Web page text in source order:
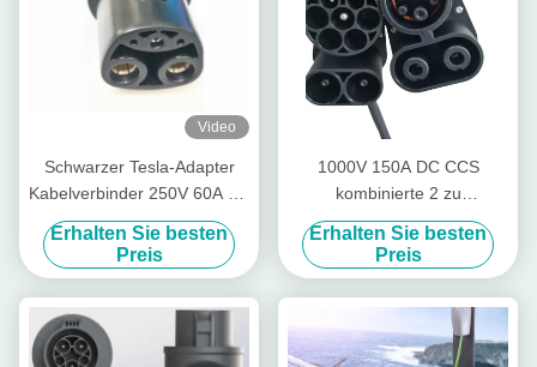
Video
Schwarzer Tesla-Adapter
Kabelverbinder 250V 60A EV
Aufladungsfür EV-Ladegerät
Erhalten Sie besten
Preis
1000V 150A DC CCS
kombinierte 2 zu
kombiniertem 1 Adapter
CCS mit 0.3m Längen-Kabel
Erhalten Sie besten
Preis